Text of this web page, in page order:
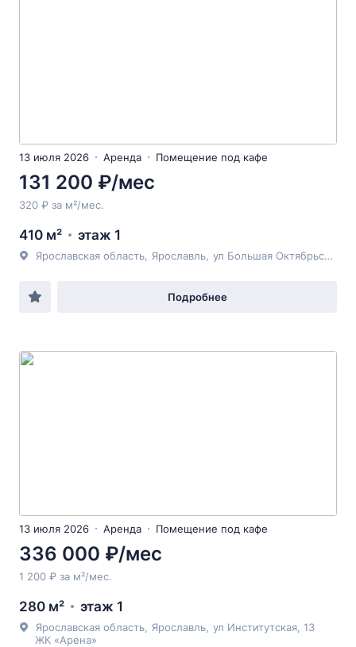
13 июля 2026 Аренда Помещение под кафе
131 200 ₽/мес
320 ₽ за м²/мес.
410 м² этаж 1
Ярославская область Ярославль ул Большая Октябрьская
Подробнее
13 июля 2026 Аренда Помещение под кафе
336 000 ₽/мес
1 200 ₽ за м²/мес.
280 м² этаж 1
Ярославская область Ярославль ул Институтская , 13
ЖК «Арена»